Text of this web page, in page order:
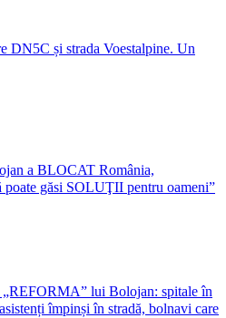
DN5C și strada Voestalpine. Un
a BLOCAT România,
poate găsi SOLUŢII pentru oameni”
lui Bolojan: spitale în
împinși în stradă, bolnavi care